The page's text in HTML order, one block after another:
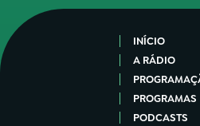
INÍCIO
A RÁDIO
PROGRAMAS
PODCASTS